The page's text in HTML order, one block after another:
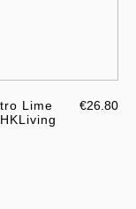
Lime
€26.80